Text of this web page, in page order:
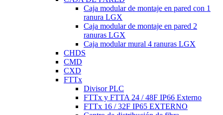
Caja modular de montaje en pared con 1
ranura LGX
Caja modular de montaje en pared 2
ranuras LGX
Caja modular mural 4 ranuras LGX
CHDS
CMD
CXD
FTTx
Divisor PLC
FTTx y FTTA 24 / 48F IP66 Externo
FTTx 16 / 32F IP65 EXTERNO